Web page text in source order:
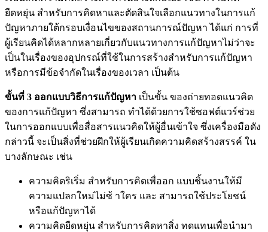
ยืดหยุ่น สำหรับการคิดหาและตัดสินใจเลือกแนวทางในการแก้
ปัญหาภายใต้กรอบเงื่อนไขของสถานการณ์ปัญหา ได้แก่ การที่
ผู้เรียนคิดได้หลากหลายเกี่ยวกับแนวทางการแก้ปัญหาไม่ว่าจะ
เป็นในเรื่องของอุปกรณ์ที่ใช้ในการสร้างสำหรับการแก้ปัญหา
หรือการมีข้อจำกัดในเรื่องของเวลา เป็นต้น
ขั้นที่ 3 ออกแบบวิธีการแก้ปัญหา เป็นขั้น ของถ่ายทอดแนวคิด
ของการแก้ปัญหา ซึ่งสามารถ ทำได้ด้วยการใช้ซอฟต์แวร์ช่วย
ในการออกแบบเพื่อสื่อสารแนวคิดให้ผู้อื่นเข้าใจ ซึ่งเครื่องมือดัง
กล่าวนี้ จะเป็นสิ่งที่ช่วยฝึกให้ผู้เรียนเกิดความคิดสร้างสรรค์ ใน
บางลักษณะ เช่น
ความคิดริเริ่ม สำหรับการคิดเพื่ออก แบบชิ้นงานให้มี
ความแปลกใหม่ไม่ซ้ าใคร และ สามารถใช้ประโยชน์
หรือแก้ปัญหาได้
ความคิดยืดหยุ่น สำหรับการคิดหาสิ่ง ทดแทนเพื่อนำมา